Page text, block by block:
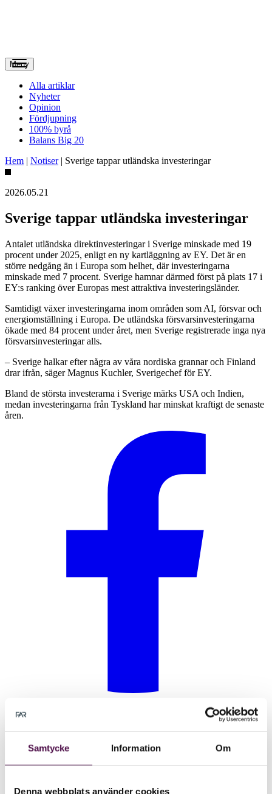
Samtycke Information Om
Denna webbplats använder cookies
Meny
Alla artiklar
Nyheter
Opinion
Fördjupning
100% byrå
Balans Big 20
Hem | Notiser| Sverige tappar utländska investeringar
2026.05.21
Sverige tappar utländska investeringar
Antalet utländska direktinvesteringar i Sverige minskade med 19
procent under 2025, enligt en ny kartläggning av EY. Det är en
större nedgång än i Europa som helhet, där investeringarna
minskade med 7 procent. Sverige hamnar därmed först på plats 17 i
EY:s ranking över Europas mest attraktiva investeringsländer.
Samtidigt växer investeringarna inom områden som AI, försvar och
energiomställning i Europa. De utländska försvarsinvesteringarna
ökade med 84 procent under året, men Sverige registrerade inga nya
försvarsinvesteringar alls.
– Sverige halkar efter några av våra nordiska grannar och Finland
drar ifrån, sägerMagnus Kuchler, Sverigechef för EY.
Bland de största investerarna i Sverige märks USA och Indien,
medan investeringarna från Tyskland har minskat kraftigt de senaste
åren.